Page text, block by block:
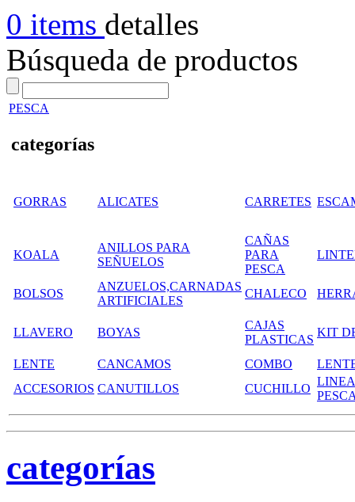
0 items detalles
Búsqueda de productos
PESCA
categorías
GORRAS ALICATES CARRETES
KOALA
ANILLOS PARA
SEÑUELOS
CAÑAS
PARA
PESCA
BOLSOS
ANZUELOS,CARNADAS
ARTIFICIALES
CHALECO
LLAVERO BOYAS
CAJAS
PLASTICAS
KIT
LENTE CANCAMOS COMBO
ACCESORIOS CANUTILLOS CUCHILLO
categorías